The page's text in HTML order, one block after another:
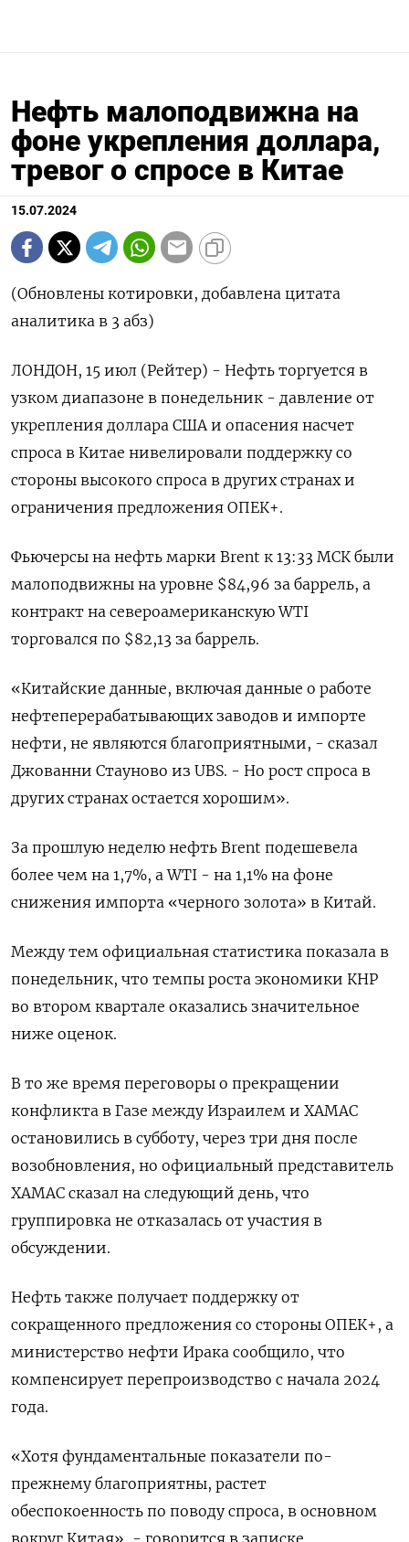
Нефть малоподвижна на
фоне укрепления доллара,
тревог о спросе в Китае
15.07.2024
(Обновлены котировки, добавлена цитата
аналитика в 3 абз)
ЛОНДОН, 15 июл (Рейтер) - Нефть торгуется в
узком диапазоне в понедельник - давление от
укрепления доллара США и опасения насчет
спроса в Китае нивелировали поддержку со
стороны высокого спроса в других странах и
ограничения предложения ОПЕК+.
Фьючерсы на нефть марки Brent к 13:33 МСК были
малоподвижны на уровне $84,96 за баррель, а
контракт на североамериканскую WTI
торговался по $82,13 за баррель.
«Китайские данные, включая данные о работе
нефтеперерабатывающих заводов и импорте
нефти, не являются благоприятными, - сказал
Джованни Стауново из UBS. - Но рост спроса в
других странах остается хорошим».
За прошлую неделю нефть Brent подешевела
более чем на 1,7%, а WTI - на 1,1% на фоне
снижения импорта «черного золота» в Китай.
Между тем официальная статистика показала в
понедельник, что темпы роста экономики КНР
во втором квартале оказались значительное
ниже оценок.
В то же время переговоры о прекращении
конфликта в Газе между Израилем и ХАМАС
остановились в субботу, через три дня после
возобновления, но официальный представитель
ХАМАС сказал на следующий день, что
группировка не отказалась от участия в
обсуждении.
Нефть также получает поддержку от
сокращенного предложения со стороны ОПЕК+, а
министерство нефти Ирака сообщило, что
компенсирует перепроизводство с начала 2024
года.
«Хотя фундаментальные показатели по-
прежнему благоприятны, растет
обеспокоенность по поводу спроса, в основном